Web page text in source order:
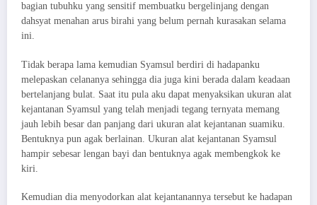
bagian tubuhku yang sensitif membuatku bergelinjang dengan
dahsyat menahan arus birahi yang belum pernah kurasakan selama
ini.
Tidak berapa lama kemudian Syamsul berdiri di hadapanku
melepaskan celananya sehingga dia juga kini berada dalam keadaan
bertelanjang bulat. Saat itu pula aku dapat menyaksikan ukuran alat
kejantanan Syamsul yang telah menjadi tegang ternyata memang
jauh lebih besar dan panjang dari ukuran alat kejantanan suamiku.
Bentuknya pun agak berlainan. Ukuran alat kejantanan Syamsul
hampir sebesar lengan bayi dan bentuknya agak membengkok ke
kiri.
Kemudian dia menyodorkan alat kejantanannya tersebut ke hadapan